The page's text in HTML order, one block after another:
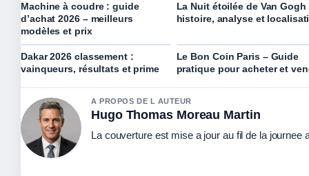
Machine à coudre : guide
d’achat 2026 – meilleurs
modèles et prix
La Nuit étoilée de Van Gogh
histoire, analyse et
Dakar 2026 classement :
vainqueurs, résultats et prime
Le Bon Coin Paris – Guide
pratique pour acheter et
A PROPOS DE L AUTEUR
Hugo Thomas Moreau Martin
La couverture est mise a jour au fil de la